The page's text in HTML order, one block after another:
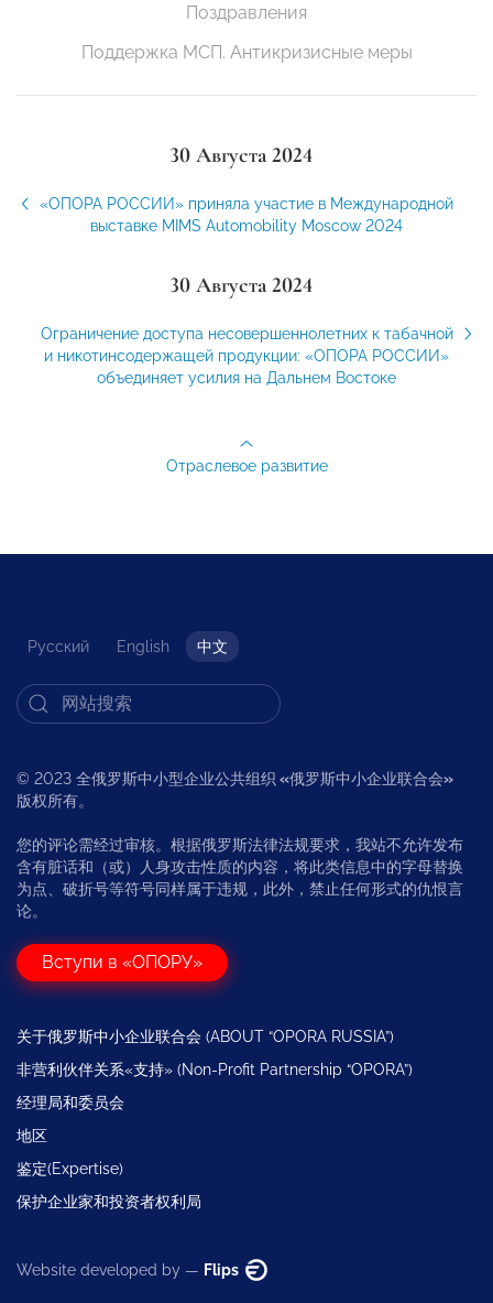
Поздравления
Поддержка МСП. Антикризисные меры
30 Августа 2024
«ОПОРА РОССИИ» приняла участие в Международной
выставке MIMS Automobility Moscow 2024
30 Августа 2024
Ограничение доступа несовершеннолетних к табачной
и никотинсодержащей продукции: «ОПОРА РОССИИ»
объединяет усилия на Дальнем Востоке
Отраслевое развитие
Русский English 中文
© 2023 全俄罗斯中小型企业公共组织 «俄罗斯中小企业联合会»
版权所有。
您的评论需经过审核。根据俄罗斯法律法规要求，我站不允许发布
含有脏话和（或）人身攻击性质的内容，将此类信息中的字母替换
为点、破折号等符号同样属于违规，此外，禁止任何形式的仇恨言
论。
Вступи в «ОПОРУ»
关于俄罗斯中小企业联合会 (ABOUT “OPORA RUSSIA”)
非营利伙伴关系«支持» (Non-Profit Partnership “OPORA”)
经理局和委员会
地区
鉴定(Expertise)
保护企业家和投资者权利局
Website developed by — Flips